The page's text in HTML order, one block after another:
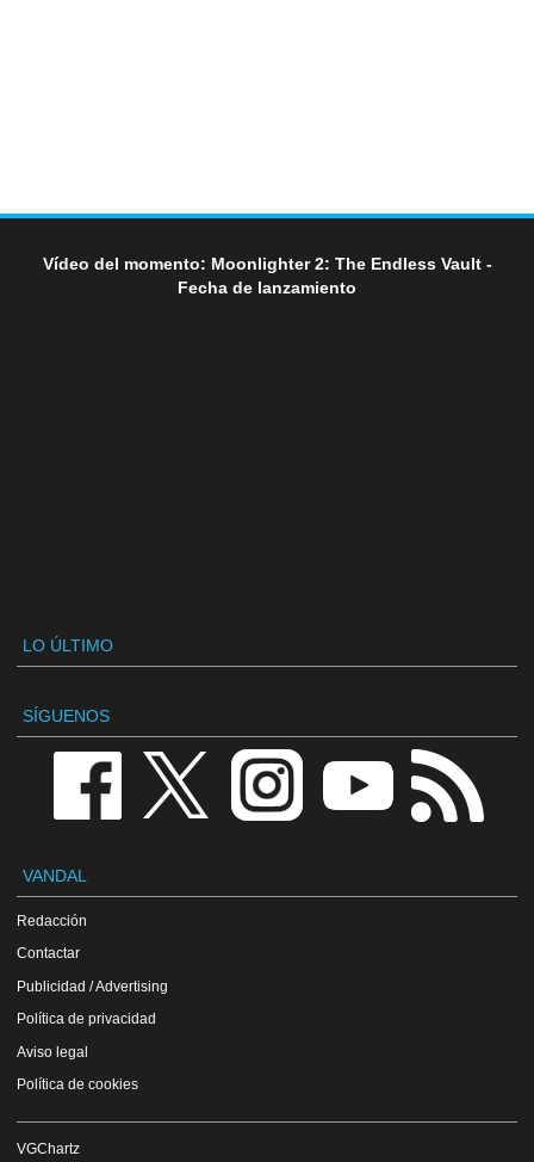
Vídeo del momento: Moonlighter 2: The Endless Vault -
Fecha de lanzamiento
LO ÚLTIMO
SÍGUENOS
VANDAL
Redacción
Contactar
Publicidad / Advertising
Política de privacidad
Aviso legal
Política de cookies
VGChartz